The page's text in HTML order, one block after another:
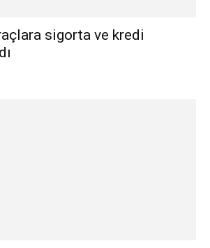
sigorta ve kredi